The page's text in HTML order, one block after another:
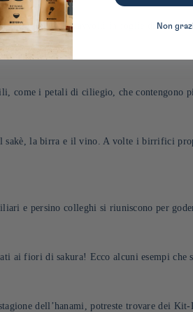
di fagioli rossi, avvolti in foglie di
come i petali di ciliegio, che contengono
sakè, la birra e il vino. A volte i birrifici
e persino colleghi si riuniscono per
fiori di sakura! Ecco alcuni esempi che
dell’hanami, potreste trovare dei Kit-
Non